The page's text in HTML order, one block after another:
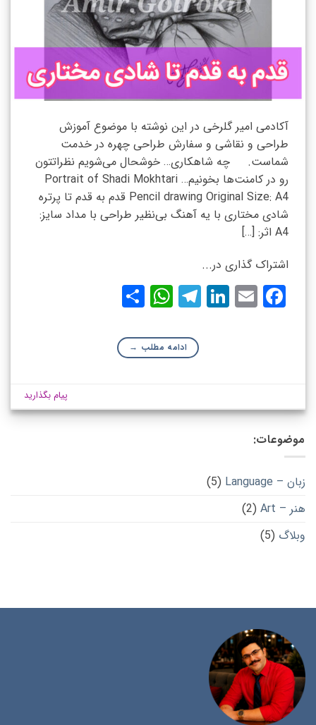
آکادمی امیر گلرخی در این نوشته با موضوع آموزش
طراحی و نقاشی و سفارش طراحی چهره در خدمت
شماست. چه شاهکاری… خوشحال می‌شویم نظراتتون
رو در کامنت‌ها بخونیم… Portrait of Shadi Mokhtari
Pencil drawing Original Size: A4 قدم به قدم تا پرتره
شادی مختاری با یه آهنگ بی‌نظیر طراحی با مداد سایز:
A4 اثر: […]
اشتراک گذاری در...
Facebook
Email
LinkedIn
Telegram
WhatsApp
ادامه مطلب →
پیام بگذارید
موضوعات:
زبان – Language
(5)
هنر – Art
(2)
وبلاگ (5)